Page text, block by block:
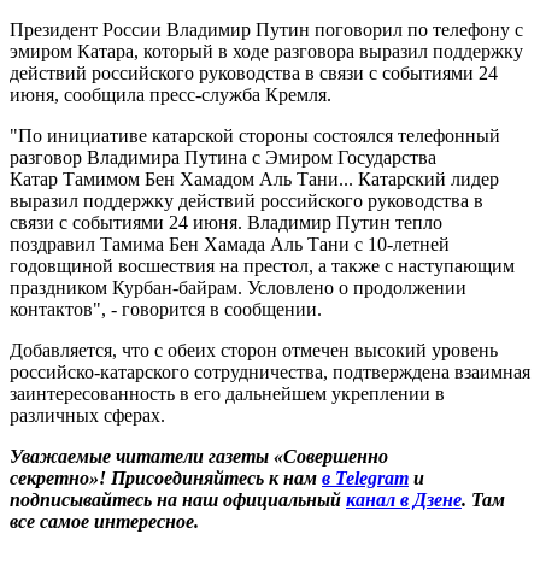
Президент России Владимир Путин поговорил по телефону с
эмиром Катара, который в ходе разговора выразил поддержку
действий российского руководства в связи с событиями 24
июня, сообщила пресс-служба Кремля.
"По инициативе катарской стороны состоялся телефонный
разговор Владимира Путина с Эмиром Государства
Катар Тамимом Бен Хамадом Аль Тани... Катарский лидер
выразил поддержку действий российского руководства в
связи с событиями 24 июня. Владимир Путин тепло
поздравил Тамима Бен Хамада Аль Тани с 10-летней
годовщиной восшествия на престол, а также с наступающим
праздником Курбан-байрам. Условлено о продолжении
контактов", - говорится в сообщении.
Добавляется, что с обеих сторон отмечен высокий уровень
российско-катарского сотрудничества, подтверждена взаимная
заинтересованность в его дальнейшем укреплении в
различных сферах.
Уважаемые читатели газеты «Совершенно
секретно»! Присоединяйтесь к нам в Telegram и
подписывайтесь на наш официальный канал в Дзене. Там
все самое интересное.